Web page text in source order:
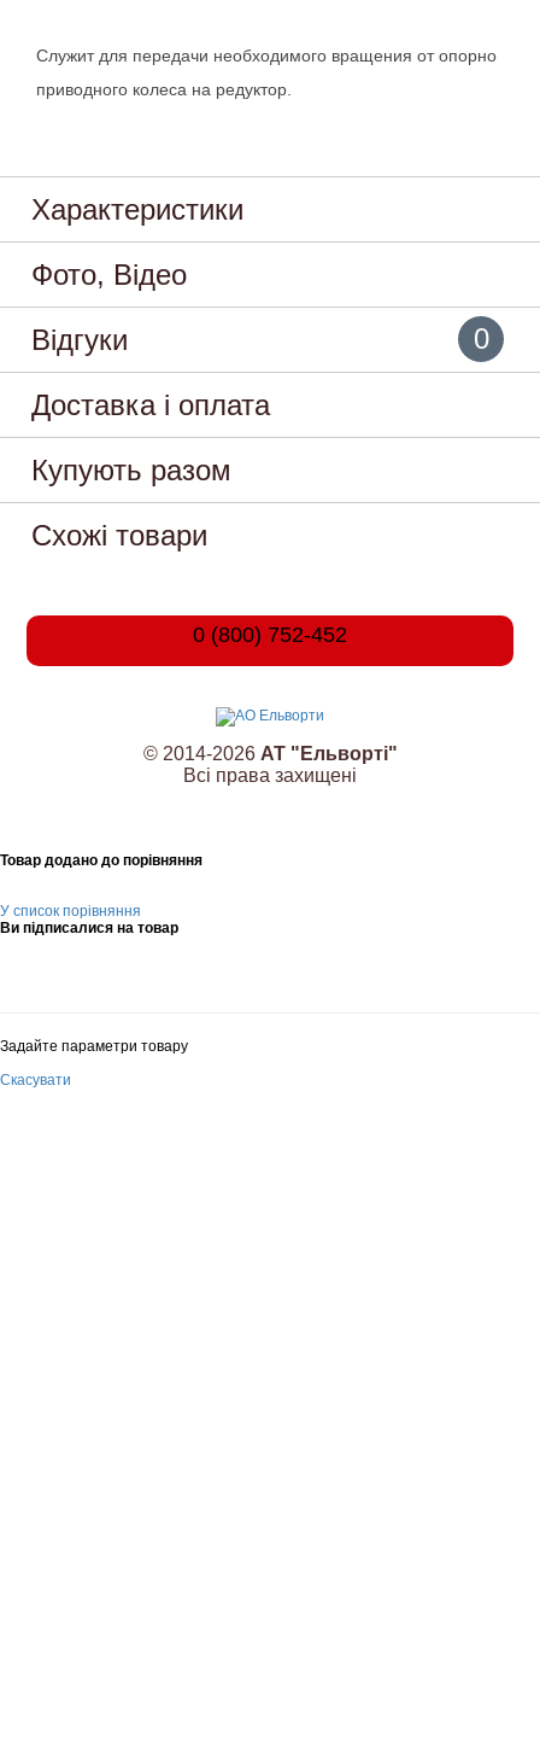
Служит для передачи необходимого вращения от опорно
приводного колеса на редуктор.
Характеристики
Фото, Відео
Відгуки
0
Доставка і оплата
Купують разом
Схожі товари
0 (800) 752-452
© 2014-2026 АТ "Ельворті"
Всі права захищені
Товар додано до порівняння
У список порівняння
Ви підписалися на товар
Задайте параметри товару
Скасувати